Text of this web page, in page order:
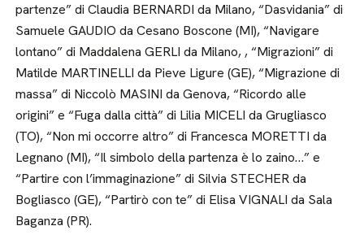
partenze” di Claudia BERNARDI da Milano, “Dasvidania” di
Samuele GAUDIO da Cesano Boscone (MI), “Navigare
lontano” di Maddalena GERLI da Milano, , “Migrazioni” di
Matilde MARTINELLI da Pieve Ligure (GE), “Migrazione di
massa” di Niccolò MASINI da Genova, “Ricordo alle
origini” e “Fuga dalla città” di Lilia MICELI da Grugliasco
(TO), “Non mi occorre altro” di Francesca MORETTI da
Legnano (MI), “Il simbolo della partenza è lo zaino…” e
“Partire con l’immaginazione” di Silvia STECHER da
Bogliasco (GE), “Partirò con te” di Elisa VIGNALI da Sala
Baganza (PR).